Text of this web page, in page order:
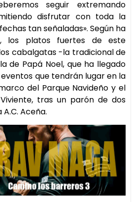
seguir extremando
disfrutar con toda la
tan señaladas». Según ha
los platos fuertes de este
cabalgatas -la tradicional de
de Papá Noel, que ha llegado
que tendrán lugar en la
del Parque Navideño y el
tras un parón de dos
Aceña.